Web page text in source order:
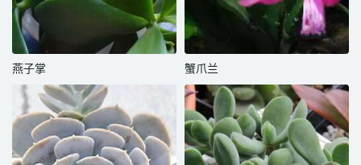
燕子掌 蟹爪兰